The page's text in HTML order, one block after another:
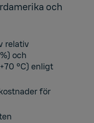
och
relativ
och
°C)enligt
för